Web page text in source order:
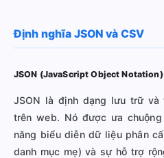
Định nghĩa JSON và CSV
JSON (JavaScript Object Notation)
JSON là định dạng lưu trữ
trên web. Nó được ưa
năng biểu diễn dữ liệu phân
danh mục mẹ) và sự hỗ trợ